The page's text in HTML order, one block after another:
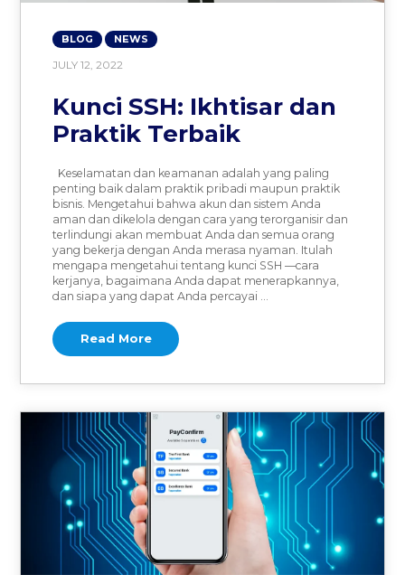
BLOG NEWS
JULY 12, 2022
Kunci SSH: Ikhtisar dan
Praktik Terbaik
Keselamatan dan keamanan adalah yang paling
penting baik dalam praktik pribadi maupun praktik
bisnis. Mengetahui bahwa akun dan sistem Anda
aman dan dikelola dengan cara yang terorganisir dan
terlindungi akan membuat Anda dan semua orang
yang bekerja dengan Anda merasa nyaman. Itulah
mengapa mengetahui tentang kunci SSH —cara
kerjanya, bagaimana Anda dapat menerapkannya,
dan siapa yang dapat Anda percayai …
Read More